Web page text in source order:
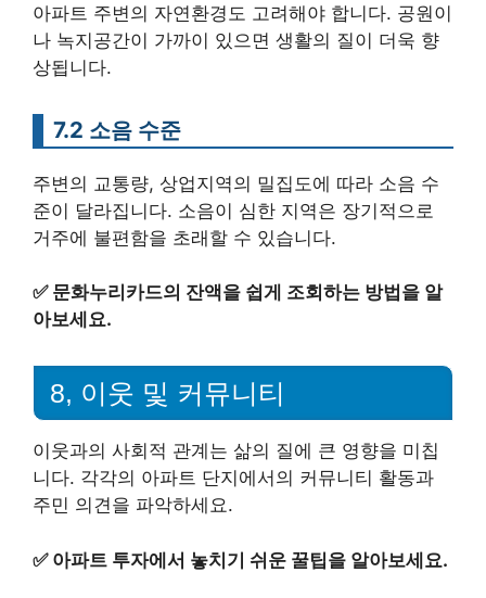
아파트 주변의 자연환경도 고려해야 합니다. 공원이
나 녹지공간이 가까이 있으면 생활의 질이 더욱 향
상됩니다.
7.2 소음 수준
주변의 교통량, 상업지역의 밀집도에 따라 소음 수
준이 달라집니다. 소음이 심한 지역은 장기적으로
거주에 불편함을 초래할 수 있습니다.
✅ 문화누리카드의 잔액을 쉽게 조회하는 방법을 알
아보세요.
8, 이웃 및 커뮤니티
이웃과의 사회적 관계는 삶의 질에 큰 영향을 미칩
니다. 각각의 아파트 단지에서의 커뮤니티 활동과
주민 의견을 파악하세요.
✅ 아파트 투자에서 놓치기 쉬운 꿀팁을 알아보세요.